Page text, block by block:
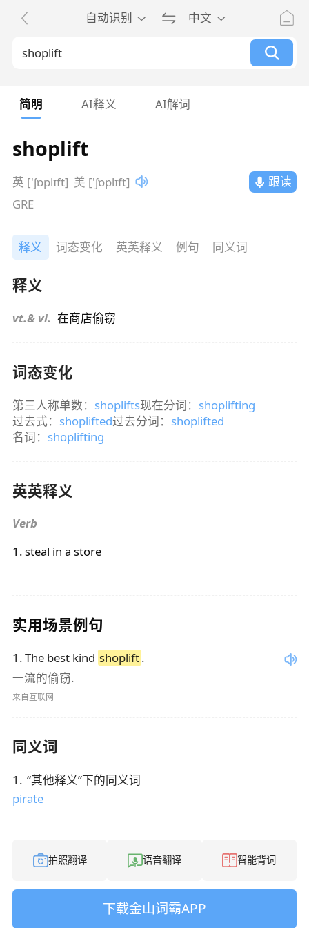
自动识别 中文
简明 AI释义 AI解词
shoplift
英 ['ʃɒplɪft] 美 ['ʃɒplɪft]
跟读
GRE
释义 词态变化 英英释义 例句 同义词
释义
vt.& vi. 在商店偷窃
词态变化
第三人称单数： shoplifts现在分词： shoplifting
过去式： shoplifted过去分词： shoplifted
名词： shoplifting
英英释义
Verb
1. steal in a store
实用场景例句
1 .The best kind shoplift.
一流的偷窃.
来自互联网
同义词
1 . “其他释义”下的同义词
pirate
拍照翻译 语音翻译 智能背词
下载金山词霸APP